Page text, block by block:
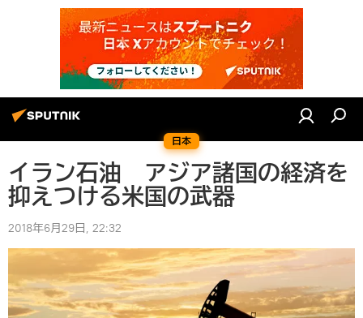
日本
イラン石油 アジア諸国の経済を
抑えつける米国の武器
2018年6月29日, 22:32